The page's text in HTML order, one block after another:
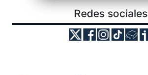
Redes sociales